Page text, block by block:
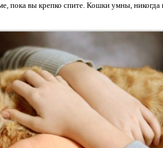
пока вы крепко спите. Кошки умны, никогда